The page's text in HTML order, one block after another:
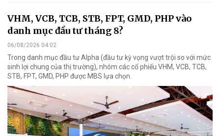
VHM, VCB, TCB, STB, FPT, GMD, PHP vào
danh mục đầu tư tháng 8?
06/08/2026 04:02
Trong danh mục đầu tư Alpha (đầu tư kỳ vọng vượt trội so với mức
sinh lợi chung của thị trường), nhóm các cổ phiếu VHM, VCB, TCB,
STB, FPT, GMD, PHP được MBS lựa chọn.